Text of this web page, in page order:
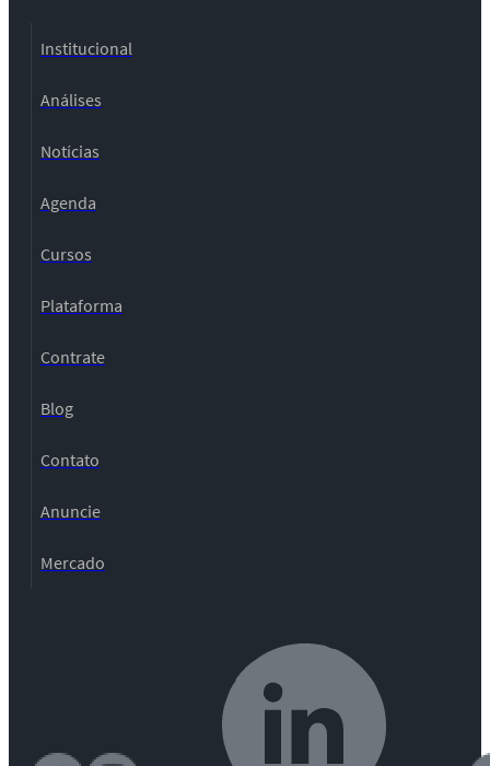
Institucional
Análises
Notícias
Agenda
Cursos
Plataforma
Contrate
Blog
Contato
Anuncie
Mercado